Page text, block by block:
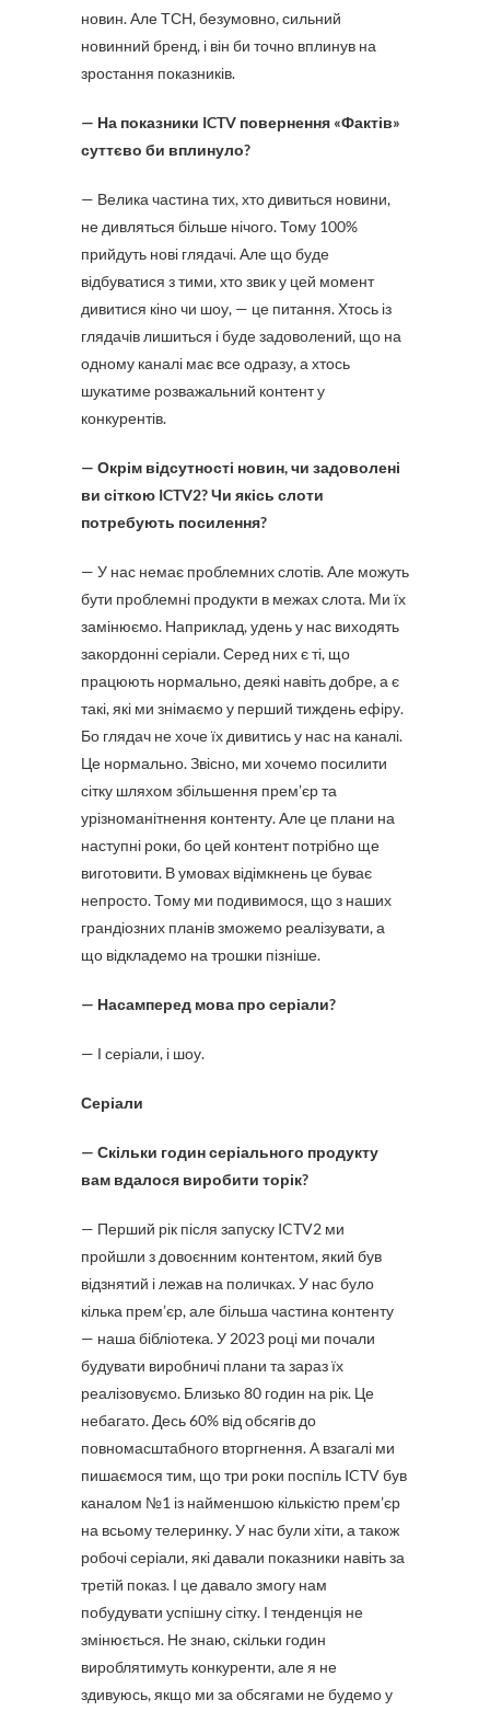
новин. Але ТСН, безумовно, сильний
новинний бренд, і він би точно вплинув на
зростання показників.
— На показники ICTV повернення «Фактів»
суттєво би вплинуло?
— Велика частина тих, хто дивиться новини,
не дивляться більше нічого. Тому 100%
прийдуть нові глядачі. Але що буде
відбуватися з тими, хто звик у цей момент
дивитися кіно чи шоу, — це питання. Хтось із
глядачів лишиться і буде задоволений, що на
одному каналі має все одразу, а хтось
шукатиме розважальний контент у
конкурентів.
— Окрім відсутності новин, чи задоволені
ви сіткою ICTV2? Чи якісь слоти
потребують посилення?
— У нас немає проблемних слотів. Але можуть
бути проблемні продукти в межах слота. Ми їх
замінюємо. Наприклад, удень у нас виходять
закордонні серіали. Серед них є ті, що
працюють нормально, деякі навіть добре, а є
такі, які ми знімаємо у перший тиждень ефіру.
Бо глядач не хоче їх дивитись у нас на каналі.
Це нормально. Звісно, ми хочемо посилити
сітку шляхом збільшення прем’єр та
урізноманітнення контенту. Але це плани на
наступні роки, бо цей контент потрібно ще
виготовити. В умовах відімкнень це буває
непросто. Тому ми подивимося, що з наших
грандіозних планів зможемо реалізувати, а
що відкладемо на трошки пізніше.
— Насамперед мова про серіали?
— І серіали, і шоу.
Серіали
— Скільки годин серіального продукту
вам вдалося виробити торік?
— Перший рік після запуску ICTV2 ми
пройшли з довоєнним контентом, який був
відзнятий і лежав на поличках. У нас було
кілька прем’єр, але більша частина контенту
— наша бібліотека. У 2023 році ми почали
будувати виробничі плани та зараз їх
реалізовуємо. Близько 80 годин на рік. Це
небагато. Десь 60% від обсягів до
повномасштабного вторгнення. А взагалі ми
пишаємося тим, що три роки поспіль ICTV був
каналом №1 із найменшою кількістю прем’єр
на всьому телеринку. У нас були хіти, а також
робочі серіали, які давали показники навіть за
третій показ. І це давало змогу нам
побудувати успішну сітку. І тенденція не
змінюється. Не знаю, скільки годин
вироблятимуть конкуренти, але я не
здивуюсь, якщо ми за обсягами не будемо у